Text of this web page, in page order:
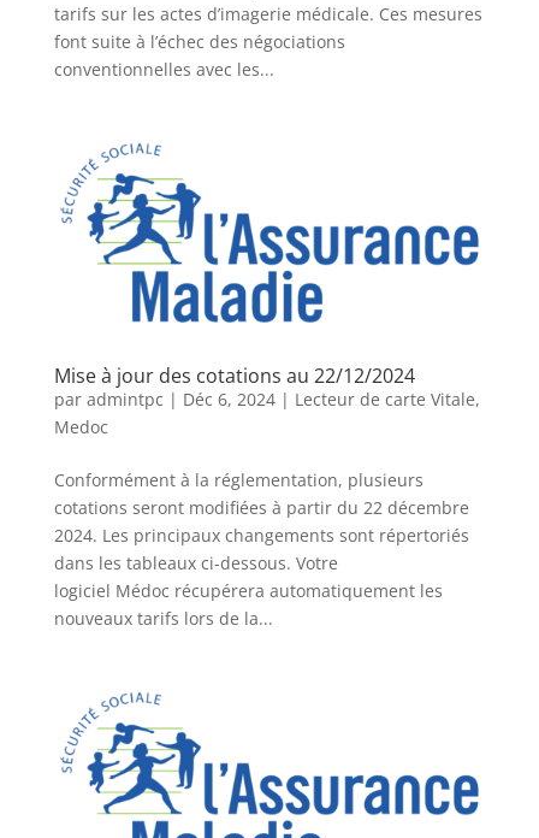
tarifs sur les actes d’imagerie médicale. Ces mesures
font suite à l’échec des négociations
conventionnelles avec les...
Mise à jour des cotations au 22/12/2024
par admintpc | Déc 6, 2024| Lecteur de carte Vitale,
Medoc
Conformément à la réglementation, plusieurs
cotations seront modifiées à partir du 22 décembre
2024. Les principaux changements sont répertoriés
dans les tableaux ci-dessous. Votre
logiciel Médoc récupérera automatiquement les
nouveaux tarifs lors de la...